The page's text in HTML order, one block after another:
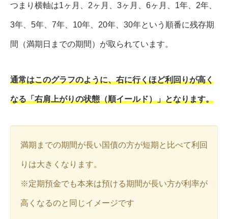
つまり横軸は1ヶ月、2ヶ月、3ヶ月、6ヶ月、1年、2年、
3年、5年、7年、10年、20年、30年という順番に残存期
間（満期日までの期間）が取られています。
通常はこのグラフのように、右に行くほど利回りが高く
なる「右肩上がりの状態（順イールド）」となります。
満期までの期間が長い国債の方が短期と比べて利回
りは大きくなります。
※定期預金でも本来は預ける期間が長い方が利率が
高くなるのと同じイメージです